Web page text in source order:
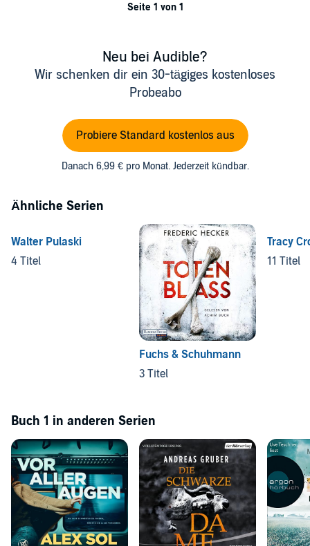
Seite 1 von 1
Neu bei Audible?
Wir schenken dir ein 30-tägiges kostenloses
Probeabo
Probiere Standard kostenlos aus
Danach 6,99 € pro Monat. Jederzeit kündbar.
Ähnliche Serien
Walter Pulaski
4 Titel
Fuchs & Schuhmann
3 Titel
Tracy
11 Titel
Buch 1 in anderen Serien